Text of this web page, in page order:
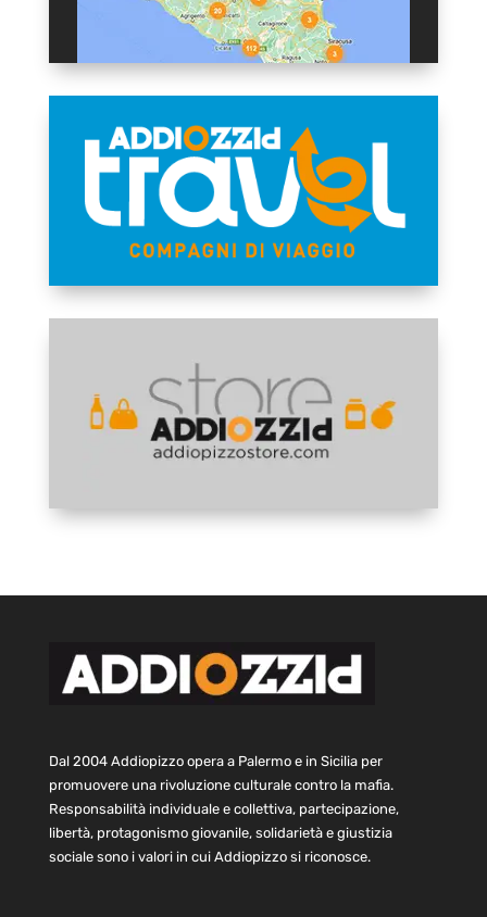
Dal 2004 Addiopizzo opera a Palermo e in Sicilia per
promuovere una rivoluzione culturale contro la mafia.
Responsabilità individuale e collettiva, partecipazione,
libertà, protagonismo giovanile, solidarietà e giustizia
sociale sono i valori in cui Addiopizzo si riconosce.